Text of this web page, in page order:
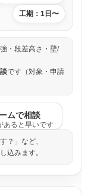
工期：1日〜
・段差高さ・壁/
です（対象・申請
ムで相談
あると早いです
？」など、
込みます。